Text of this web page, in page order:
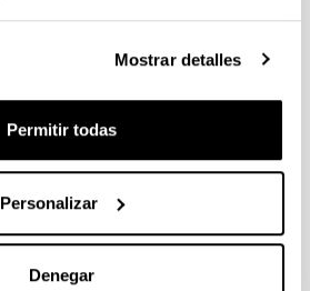
Mostrar detalles
Permitir todas
Personalizar
Denegar